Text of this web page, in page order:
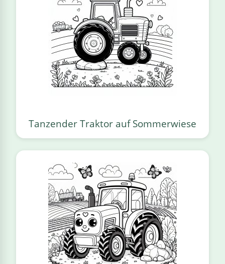
Tanzender Traktor auf Sommerwiese